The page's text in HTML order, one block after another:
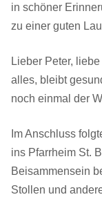
in schöner
zu einer guten
Lieber Peter,
alles, bleibt
noch einmal der
Im Anschluss
ins Pfarrheim St.
Beisammensein
Stollen und